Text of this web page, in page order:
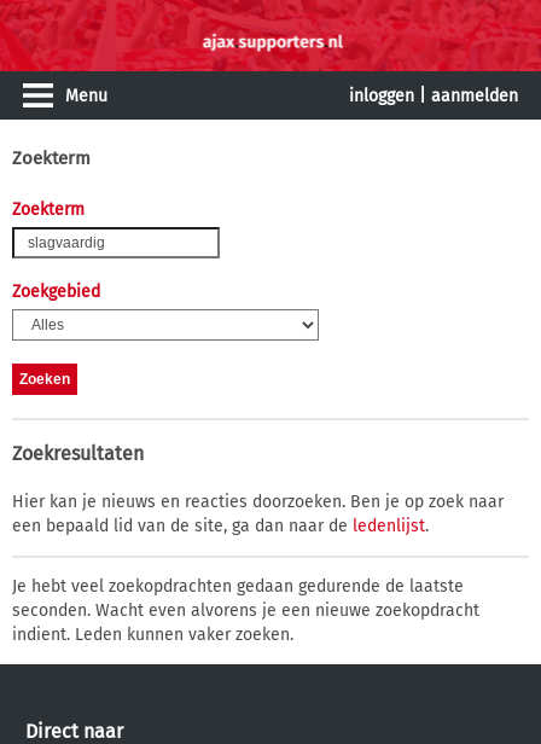
Menu inloggen aanmelden
Zoekterm
Zoekterm
Zoekgebied
Zoekresultaten
Hier kan je nieuws en reacties doorzoeken. Ben je op zoek naar
een bepaald lid van de site, ga dan naar de ledenlijst.
Je hebt veel zoekopdrachten gedaan gedurende de laatste
seconden. Wacht even alvorens je een nieuwe zoekopdracht
indient. Leden kunnen vaker zoeken.
Direct naar